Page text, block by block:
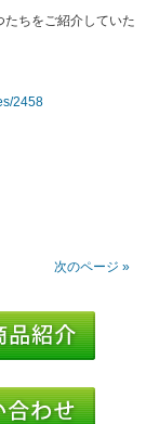
ちをご紹介していた
2458
次のページ »